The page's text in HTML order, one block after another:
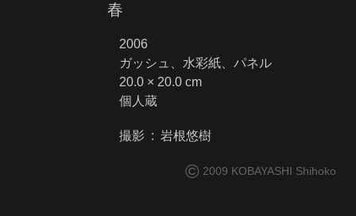
春
2006
ガッシュ、水彩紙、パネル
20.0 × 20.0 cm
個人蔵
撮影 : 岩根悠樹
© 2009 KOBAYASHI Shihoko